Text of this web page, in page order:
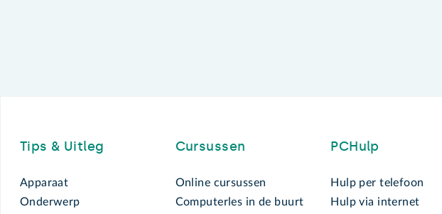
Tips & Uitleg
Apparaat
Onderwerp
Cursussen
Online cursussen
Computerles in de buurt
PCHulp
Hulp per telefoon
Hulp via internet